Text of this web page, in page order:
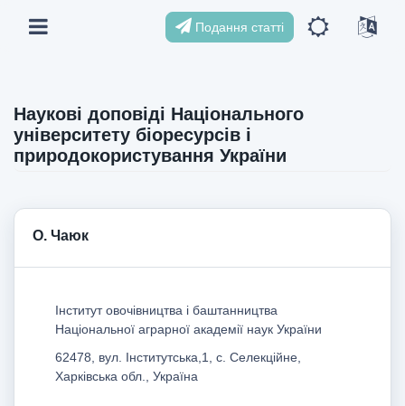
Подання статті
Наукові доповіді Національного
університету біоресурсів і
природокористування України
О. Чаюк
Інститут овочівництва і баштанництва
Національної аграрної академії наук України
62478, вул. Інститутська,1, с. Селекційне,
Харківська обл., Україна